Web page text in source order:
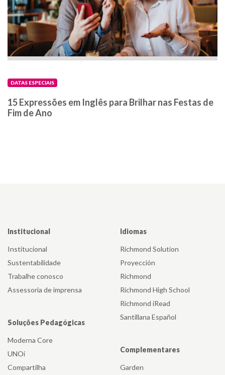
DATAS ESPECIAIS
15 Expressões em Inglês para Brilhar nas Festas de
Fim de Ano
Institucional
Institucional
Sustentabilidade
Trabalhe conosco
Assessoria de imprensa
Soluções Pedagógicas
Moderna Core
UNOi
Compartilha
Idiomas
Richmond Solution
Proyección
Richmond
Richmond High School
Richmond iRead
Santillana Español
Complementares
Garden